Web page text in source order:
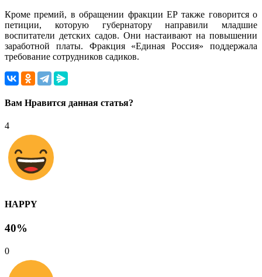
Кроме премий, в обращении фракции ЕР также говорится о
петиции, которую губернатору направили младшие
воспитатели детских садов. Они настаивают на повышении
заработной платы. Фракция «Единая Россия» поддержала
требование сотрудников садиков.
Вам Нравится данная статья?
4
HAPPY
40%
0